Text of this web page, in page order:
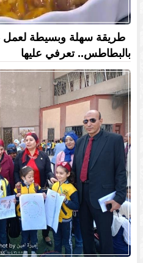
طريقة سهلة وبسيطة
بالبطاطس.. تعرفي عليها